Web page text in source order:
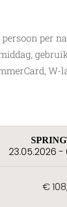
per
W-
23.05.2026 -
€